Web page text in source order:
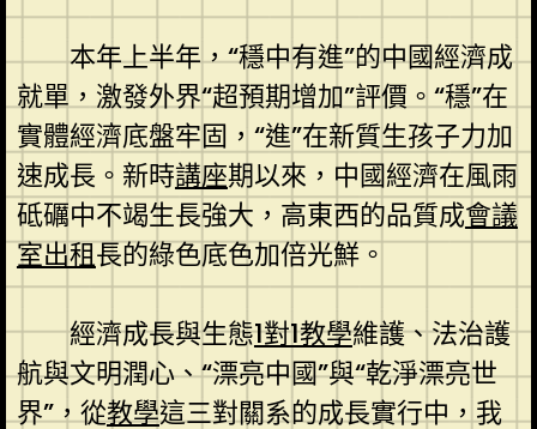
本年上半年，“穩中有進”的中國經濟成
就單，激發外界“超預期增加”評價。“穩”在
實體經濟底盤牢固，“進”在新質生孩子力加
速成長。新時講座期以來，中國經濟在風雨
砥礪中不竭生長強大，高東西的品質成會議
室出租長的綠色底色加倍光鮮。
經濟成長與生態1對1教學維護、法治護
航與文明潤心、“漂亮中國”與“乾淨漂亮世
界”，從教學這三對關系的成長實行中，我